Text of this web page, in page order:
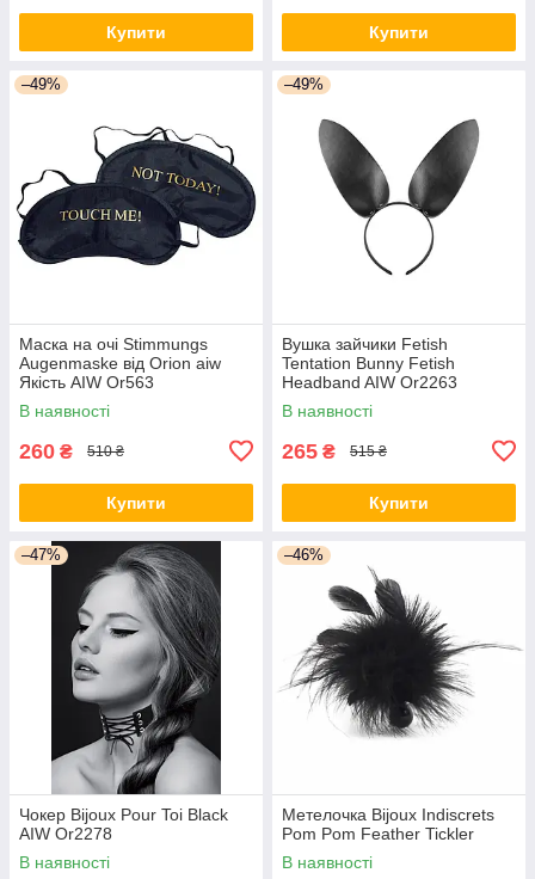
Купити Купити
–49%
Маска на очі Stimmungs
Augenmaske від Orion aiw
Якість AIW Or563
В наявності
260 ₴ 510 ₴
Купити
–49%
Вушка зайчики Fetish
Tentation Bunny Fetish
Headband AIW Or2263
В наявності
265 ₴ 515 ₴
Купити
–47%
Чокер Bijoux Pour Toi Black
AIW Or2278
В наявності
–46%
Метелочка Bijoux Indiscrets
Pom Pom Feather Tickler
В наявності